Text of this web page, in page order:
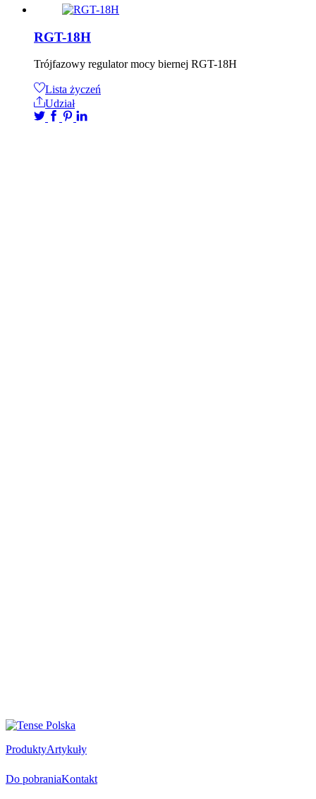
RGT-18H
Trójfazowy regulator mocy biernej RGT-18H
Lista życzeń
Udział
ProduktyArtykuły
Do pobraniaKontakt